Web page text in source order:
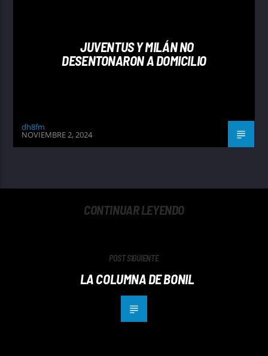
JUVENTUS Y MILÁN NO
DESENTONARON A DOMICILIO
dh8fm
NOVIEMBRE 2, 2024
CONTINUAR LEYENDO
POST SIGUIENTE
LA COLUMNA DE BONIL